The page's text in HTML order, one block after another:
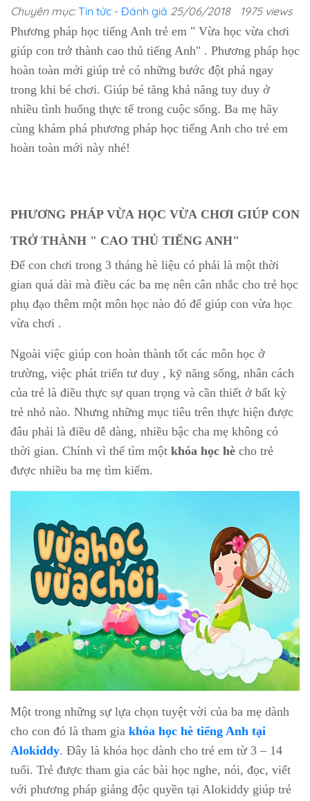
Chuyên mục:Tin tức - Đánh giá 25/06/2018
1975 views
Phương pháp học tiếng Anh trẻ em " Vừa học vừa chơi
giúp con trở thành cao thủ tiếng Anh" . Phương pháp học
hoàn toàn mới giúp trẻ có những bước đột phá ngay
trong khi bé chơi. Giúp bé tăng khả năng tuy duy ở
nhiều tình huống thực tế trong cuộc sống. Ba mẹ hãy
cùng khám phá phương pháp học tiếng Anh cho trẻ em
hoàn toàn mới này nhé!
PHƯƠNG PHÁP VỪA HỌC VỪA CHƠI GIÚP CON
TRỞ THÀNH " CAO THỦ TIẾNG ANH"
Để con chơi trong 3 tháng hè liệu có phải là một thời
gian quá dài mà điều các ba mẹ nên cân nhắc cho trẻ học
phụ đạo thêm một môn học nào đó để giúp con vừa học
vừa chơi .
Ngoài việc giúp con hoàn thành tốt các môn học ở
trường, việc phát triển tư duy , kỹ năng sống, nhân cách
của trẻ là điều thực sự quan trọng và cần thiết ở bất kỳ
trẻ nhỏ nào. Nhưng những mục tiêu trên thực hiện được
đâu phải là điều dễ dàng, nhiều bậc cha mẹ không có
thời gian. Chính vì thế tìm một khóa học hè cho trẻ
được nhiều ba mẹ tìm kiếm.
Một trong những sự lựa chọn tuyệt vời của ba mẹ dành
cho con đó là tham gia khóa học hè tiếng Anh tại
Alokiddy. Đây là khóa học dành cho trẻ em từ 3 – 14
tuổi. Trẻ được tham gia các bài học nghe, nói, đọc, viết
với phương pháp giảng độc quyền tại Alokiddy giúp trẻ